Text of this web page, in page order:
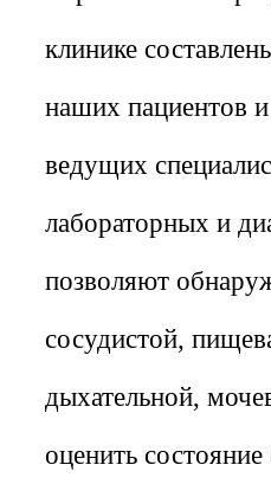
клинике
наших пациентов
ведущих
лабораторных и
позволяют
сосудистой,
дыхательной,
оценить